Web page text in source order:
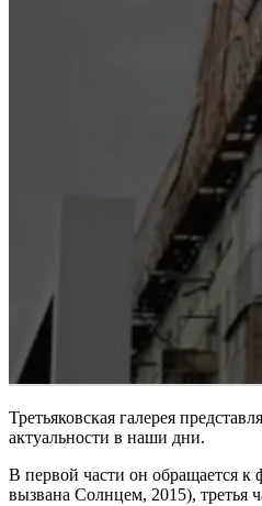
Третьяковская галерея
актуальности в наши дни.
В первой части он обращается
вызвана Солнцем, 2015), третья